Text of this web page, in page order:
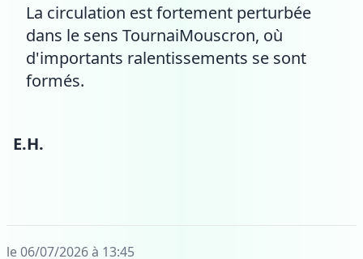
La circulation est fortement perturbée
dans le sens TournaiMouscron, où
d'importants ralentissements se sont
formés.
E.H.
le 06/07/2026 à 13:45